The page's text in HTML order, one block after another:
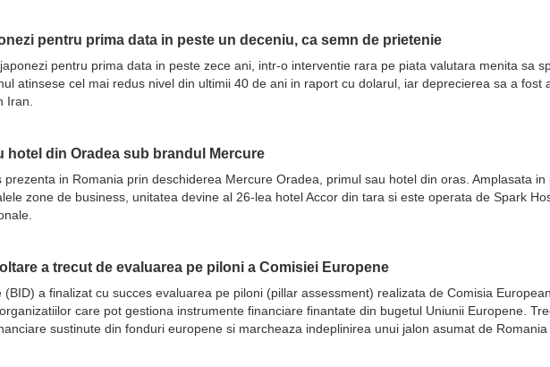
pentru prima data in peste un deceniu, ca semn de prietenie
pentru prima data in peste zece ani, intr-o interventie rara pe piata valutara menita sa
atinsese cel mai redus nivel din ultimii 40 de ani in raport cu dolarul, iar deprecierea sa a
Iran.
hotel din Oradea sub brandul Mercure
prezenta in Romania prin deschiderea Mercure Oradea, primul sau hotel din oras. Amplasata
zone de business, unitatea devine al 26-lea hotel Accor din tara si este operata de Spark
a trecut de evaluarea pe piloni a Comisiei Europene
(BID) a finalizat cu succes evaluarea pe piloni (pillar assessment) realizata de Comisia
care pot gestiona instrumente financiare finantate din bugetul Uniunii Europene.
sustinute din fonduri europene si marcheaza indeplinirea unui jalon asumat de